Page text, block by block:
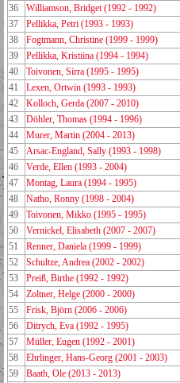
36
Williamson, Bridget (1992 - 1992)
37
Pellikka, Petri (1993 - 1993)
38
Fogtmann, Christine (1999 - 1999)
39
Pellikka, Kristiina (1994 - 1994)
40
Toivonen, Sirra (1995 - 1995)
41
Lexen, Ortwin (1993 - 1993)
42
Kolloch, Gerda (2007 - 2010)
43
Döhler, Thomas (1994 - 1996)
44
Murer, Martin (2004 - 2013)
45
Arsac-England, Sally (1993 - 1998)
46
Verde, Ellen (1993 - 2004)
47
Montag, Laura (1994 - 1995)
48
Natho, Ronny (1998 - 2004)
49
Toivonen, Mikko (1995 - 1995)
50
Vernickel, Elisabeth (2007 - 2007)
51
Renner, Daniela (1999 - 1999)
52
Schultze, Andrea (2002 - 2002)
53
Preiß, Birthe (1992 - 1992)
54
Zoltner, Helge (2000 - 2000)
55
Frisk, Björn (2006 - 2006)
56
Ditrych, Eva (1992 - 1995)
57
Müller, Eugen (1992 - 2001)
58
Ehrlinger, Hans-Georg (2001 - 2003)
59
Baath, Ole (2013 - 2013)